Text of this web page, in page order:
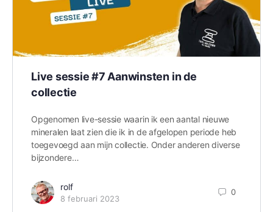
Live sessie #7 Aanwinsten in de
collectie
Opgenomen live-sessie waarin ik een aantal nieuwe
mineralen laat zien die ik in de afgelopen periode heb
toegevoegd aan mijn collectie. Onder anderen diverse
bijzondere…
rolf
8 februari 2023
0